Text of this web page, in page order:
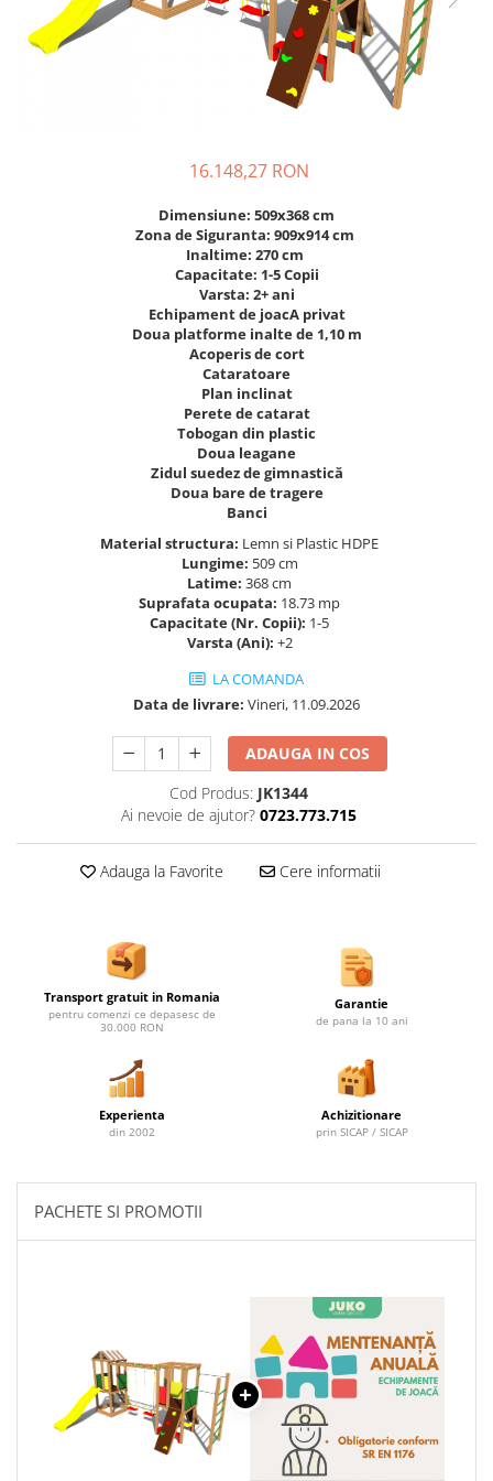
Figurine pe arc
Leagane pentru copii
Echipamente fitness cu Panouri
Echipamente fitness exterior
Echipamente fitness pentru batrani
Echipamente Terenuri de Sport
Fileu volei / tenis
Porti fotbal / handball
Pardoseli
Pavele si dale tartan (cauciuc)
Decoratiuni de Paste
Figurine de craciun pentru exterior
Globuri de craciun pentru exterior
Ornamente de craciun pentru
Reni de craciun pentru exterior
Panouri PUBLICITARE
Ghivece din beton
Stalpi camere video
Stalpi / bolarzi de delimitare
Cismea stradala / gradina
Tomberoane si Pubele de Gunoi
Magazie pubele / tomberoane
Mobilier urban DIZABILITATI
16.148,27 RON
Dimensiune: 509x368 cm
Zona de Siguranta: 909x914 cm
Inaltime: 270 cm
Capacitate: 1-5 Copii
Varsta: 2+ ani
Echipament de joacA privat
Doua platforme inalte de 1,10 m
Acoperis de cort
Cataratoare
Plan inclinat
Perete de catarat
Tobogan din plastic
Doua leagane
Zidul suedez de gimnastică
Doua bare de tragere
Banci
Material structura: Lemn si Plastic HDPE
Lungime: 509 cm
Latime: 368 cm
Suprafata ocupata: 18.73 mp
Capacitate (Nr. Copii): 1-5
Varsta (Ani): +2
LA COMANDA
Data de livrare: Vineri, 11.09.2026
ADAUGA IN COS
Cod Produs: JK1344
Ai nevoie de ajutor? 0723.773.715
Adauga la Favorite Cere informatii
Transport gratuit in Romania
pentru comenzi ce depasesc de
30.000 RON
Garantie
de pana la 10 ani
Experienta
din 2002
Achizitionare
prin SICAP / SICAP
PACHETE SI PROMOTII